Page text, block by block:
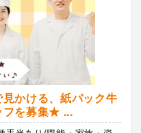
かける、紙パック牛
フを募集★ ...